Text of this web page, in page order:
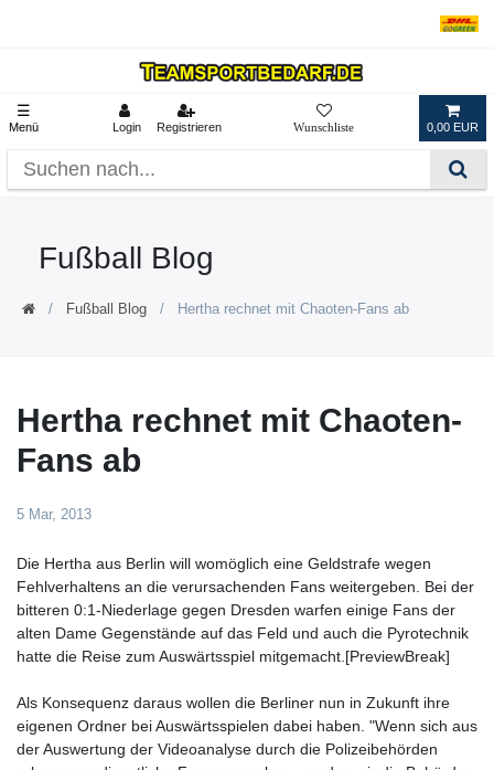
☰
Menü Login Registrieren 0,00 EUR
Fußball Blog
Fußball Blog Hertha rechnet mit Chaoten-Fans ab
Hertha rechnet mit Chaoten-
Fans ab
5 Mar, 2013
Die Hertha aus Berlin will womöglich eine Geldstrafe wegen
Fehlverhaltens an die verursachenden Fans weitergeben. Bei der
bitteren 0:1-Niederlage gegen Dresden warfen einige Fans der
alten Dame Gegenstände auf das Feld und auch die Pyrotechnik
hatte die Reise zum Auswärtsspiel mitgemacht.[PreviewBreak]
Als Konsequenz daraus wollen die Berliner nun in Zukunft ihre
eigenen Ordner bei Auswärtsspielen dabei haben. "Wenn sich aus
der Auswertung der Videoanalyse durch die Polizeibehörden